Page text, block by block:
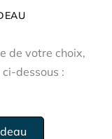
de votre choix,
dessous :